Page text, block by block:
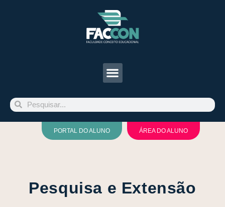
PORTAL DO ALUNO ÁREA DO ALUNO
Pesquisa e Extensão